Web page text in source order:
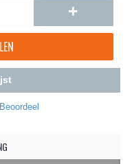
+
Beoordeel